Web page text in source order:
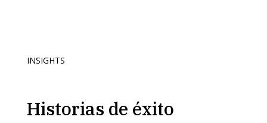
INSIGHTS
Historias de éxito